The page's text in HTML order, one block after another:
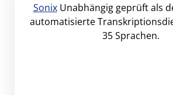
SonixUnabhängig geprüft als
automatisierte
35 Sprachen.